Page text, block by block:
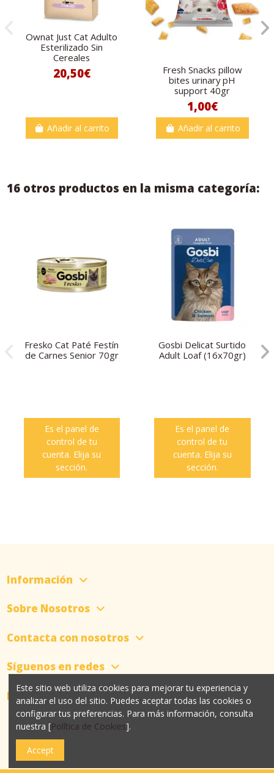
Ownat Just Cat Adulto
Esterilizado Sin
Cereales
20,50€
Añadir al carrito
Fresh Snacks pillow
bites urinary pH
support 40gr
1,00€
Añadir al carrito
16 otros productos en la misma categoría:
Fresko Cat Paté Festín
de Carnes Senior 70gr
Es el panel de
control de tu
cuenta. Elija su
sección.
Gosbi Delicat Surtido
Adult Loaf (16x70gr)
Es el panel de
control de tu
cuenta. Elija su
sección.
Información
Sobre Nosotros
Contacta con nosotros
Síguenos en redes
Newsletter
Este sitio web utiliza cookies para mejorar tu experiencia y
analizar el uso del sitio. Puedes aceptar todas las cookies o
configurar tus preferencias. Para más información, consulta
nuestra [Política de Cookies].
Accept